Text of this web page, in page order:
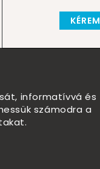
KÉREM
informatívvá és
számodra a